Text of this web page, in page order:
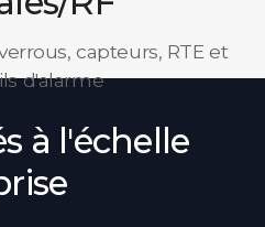
capteurs, RTE et
d'alarme
à l'échelle